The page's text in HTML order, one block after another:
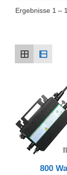
Ergebnisse 1 –
800